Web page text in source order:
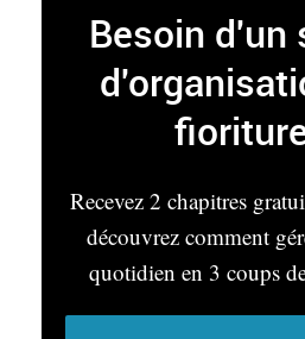
Besoin d'un
Recevez 2 chapitres
découvrez comment
quotidien en 3 coups